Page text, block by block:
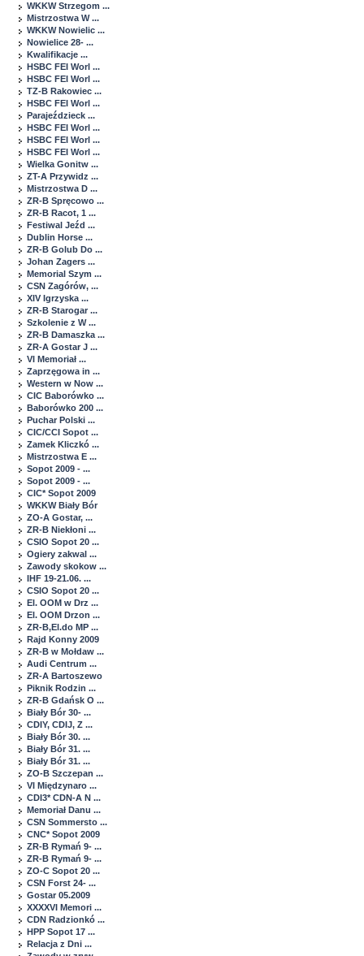
WKKW Strzegom ...
Mistrzostwa W ...
WKKW Nowielic ...
Nowielice 28- ...
Kwalifikacje ...
HSBC FEI Worl ...
HSBC FEI Worl ...
TZ-B Rakowiec ...
HSBC FEI Worl ...
Parajeździeck ...
HSBC FEI Worl ...
HSBC FEI Worl ...
HSBC FEI Worl ...
Wielka Gonitw ...
ZT-A Przywidz ...
Mistrzostwa D ...
ZR-B Spręcowo ...
ZR-B Racot, 1 ...
Festiwal Jeźd ...
Dublin Horse ...
ZR-B Golub Do ...
Johan Zagers ...
Memorial Szym ...
CSN Zagórów, ...
XIV Igrzyska ...
ZR-B Starogar ...
Szkolenie z W ...
ZR-B Damaszka ...
ZR-A Gostar J ...
VI Memoriał ...
Zaprzęgowa in ...
Western w Now ...
CIC Baborówko ...
Baborówko 200 ...
Puchar Polski ...
CIC/CCI Sopot ...
Zamek Kliczkó ...
Mistrzostwa E ...
Sopot 2009 - ...
Sopot 2009 - ...
CIC* Sopot 2009
WKKW Biały Bór
ZO-A Gostar, ...
ZR-B Niekłoni ...
CSIO Sopot 20 ...
Ogiery zakwal ...
Zawody skokow ...
IHF 19-21.06. ...
CSIO Sopot 20 ...
El. OOM w Drz ...
El. OOM Drzon ...
ZR-B,El.do MP ...
Rajd Konny 2009
ZR-B w Mołdaw ...
Audi Centrum ...
ZR-A Bartoszewo
Piknik Rodzin ...
ZR-B Gdańsk O ...
Biały Bór 30- ...
CDIY, CDIJ, Z ...
Biały Bór 30. ...
Biały Bór 31. ...
Biały Bór 31. ...
ZO-B Szczepan ...
VI Międzynaro ...
CDI3* CDN-A N ...
Memoriał Danu ...
CSN Sommersto ...
CNC* Sopot 2009
ZR-B Rymań 9- ...
ZR-B Rymań 9- ...
ZO-C Sopot 20 ...
CSN Forst 24- ...
Gostar 05.2009
XXXXVI Memori ...
CDN Radzionkó ...
HPP Sopot 17 ...
Relacja z Dni ...